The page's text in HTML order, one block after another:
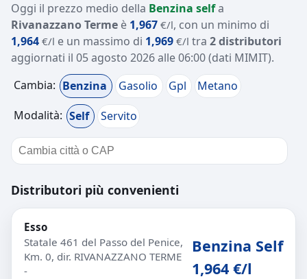
Oggi il prezzo medio della Benzina selfa
Rivanazzano Terme è 1,967 €/l, con un minimo di
1,964 €/l e un massimo di 1,969 €/l tra 2 distributori
aggiornati il 05 agosto 2026 alle 06:00(dati MIMIT).
Cambia: Benzina Gasolio Gpl
Metano
Modalità: Self Servito
Distributori più convenienti
Esso
Statale 461 del Passo del Penice,
Km. 0, dir. RIVANAZZANO TERME
-
Benzina Self
1,964 €/l